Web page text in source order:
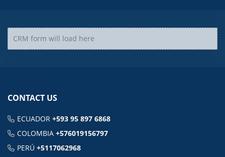
CRM form will load here
CONTACT US
ECUADOR +593 95 897 6868
COLOMBIA +576019156797
PERÚ +5117062968